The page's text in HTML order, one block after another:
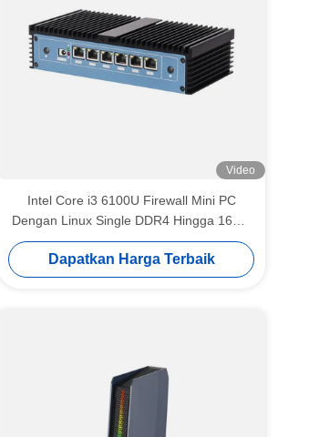
Video
Intel Core i3 6100U Firewall Mini PC
Dengan Linux Single DDR4 Hingga 16GB
Dan GPIO
Dapatkan Harga Terbaik